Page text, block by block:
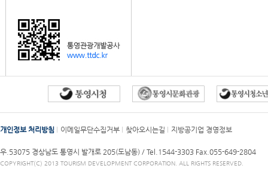
개인정보 처리방침 이메일무단수집거부 찾아오시는길 지방공기업 경영정보
우.53075 경상남도 통영시 발개로 205(도남동) / Tel.1544-3303 Fax.055-649-2804
COPYRIGHT(C) 2013 TOURISM DEVELOPMENT CORPORATION. ALL RIGHTS RESERVED.